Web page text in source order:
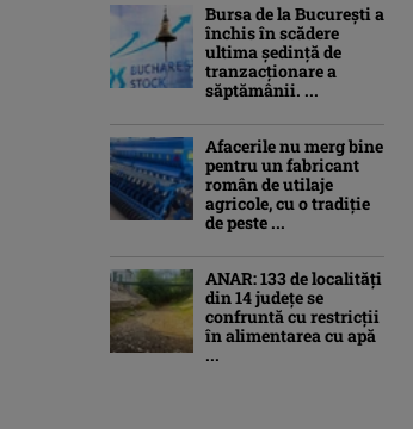
Bursa de la București a
închis în scădere
ultima ședință de
tranzacționare a
săptămânii. ...
Afacerile nu merg bine
pentru un fabricant
român de utilaje
agricole, cu o tradiție
de peste ...
ANAR: 133 de localități
din 14 județe se
confruntă cu restricții
în alimentarea cu apă
...